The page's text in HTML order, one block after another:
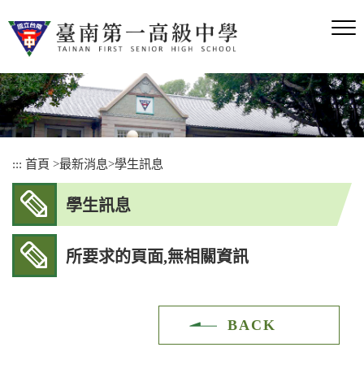
到
內
容
區
塊
::: 首頁 >最新消息>學生訊息
學生訊息
所要求的頁面,無相關資訊
BACK